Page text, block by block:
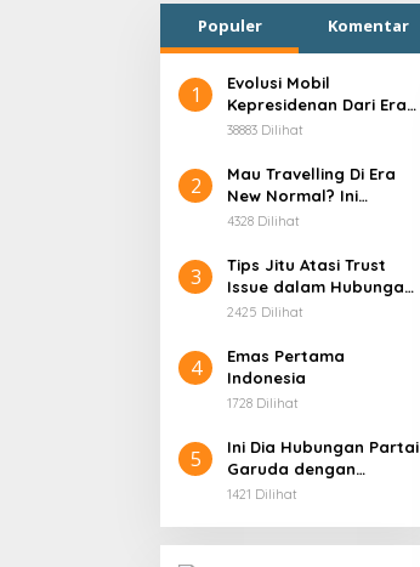
Populer Komentar
1
Evolusi Mobil
Kepresidenan Dari Era
Soekarno
38883 Dilihat
2
Mau Travelling Di Era
New Normal? Ini
Beberapa Hal Yang
Persiapkan!
4328 Dilihat
3
Tips Jitu Atasi Trust
Issue dalam Hubungan,
Dijamin Ampuh!
2425 Dilihat
4
Emas Pertama
Indonesia
1728 Dilihat
5
Ini Dia Hubungan Partai
Garuda dengan
Gerindra
1421 Dilihat